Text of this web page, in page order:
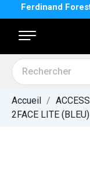
Ferdinand
Accueil
2FACE LITE (BLEU)